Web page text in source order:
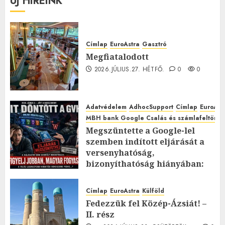
Címlap EuroAstra Gasztró
Megfiatalodott
2026.JÚLIUS.27. HÉTFŐ. 0 0
Adatvédelem AdhocSupport Címlap
MBH bank Google Csalás és
Megszüntette a Google-lel
szemben indított eljárását a
versenyhatóság,
bizonyíthatóság hiányában:
2026.JÚLIUS.23. CSÜTÖRTÖK.
0
Címlap EuroAstra Külföld
Fedezzük fel Közép-Ázsiát! –
II. rész